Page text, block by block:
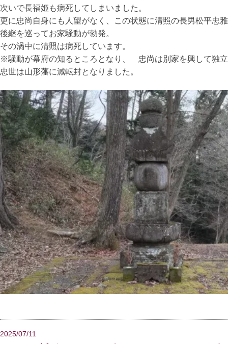
次いで長福姫も病死してしまいました。
更に忠尚自身にも人望がなく、この状態に清照の長男松平忠
後継を巡ってお家騒動が勃発。
その渦中に清照は病死しています。
※騒動が幕府の知るところとなり、 忠尚は別家を興して独
忠世は山形藩に減転封となりました。
2025/07/11